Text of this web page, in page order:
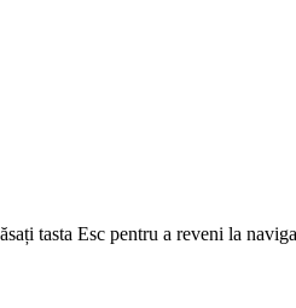
tasta Esc pentru a reveni la